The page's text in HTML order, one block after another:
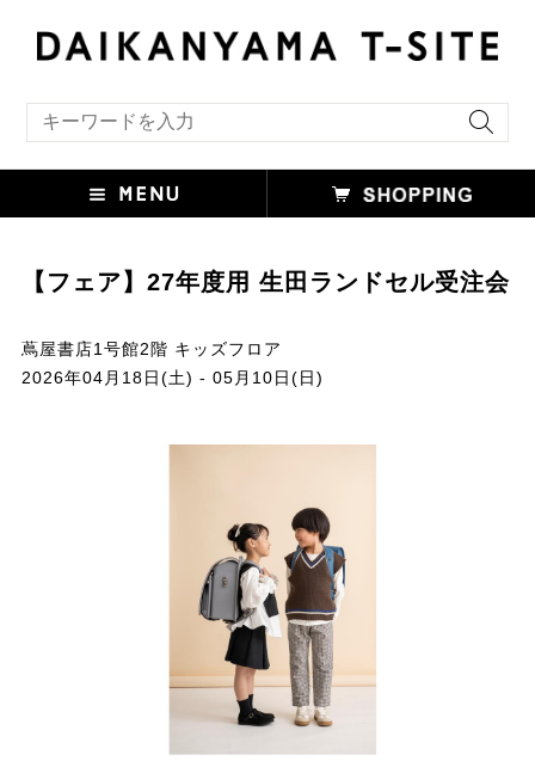
【フェア】27年度用 生田ランドセル受注会
蔦屋書店1号館2階 キッズフロア
2026年04月18日(土) - 05月10日(日)